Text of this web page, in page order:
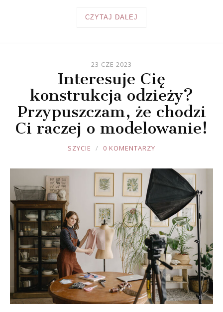
CZYTAJ DALEJ
23 CZE 2023
Interesuje Cię
konstrukcja odzieży?
Przypuszczam, że chodzi
Ci raczej o modelowanie!
JOULE
SZYCIE 0 KOMENTARZY